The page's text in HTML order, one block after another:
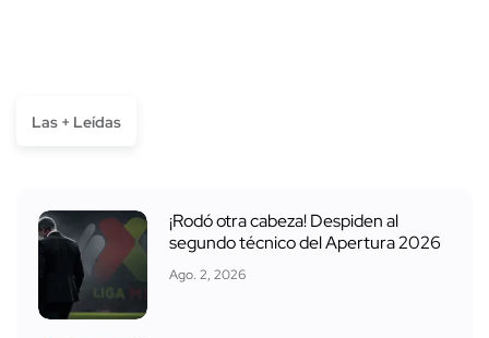
Las + Leídas
¡Rodó otra cabeza! Despiden al
segundo técnico del Apertura 2026
Ago. 2, 2026